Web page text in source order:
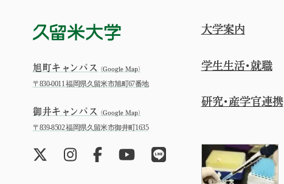
旭町キャンパス （Google Map）
〒830-0011 福岡県久留米市旭町67番地
御井キャンパス （Google Map）
〒839-8502 福岡県久留米市御井町1635
大学案内
学生生活・就職
研究・産学官連携